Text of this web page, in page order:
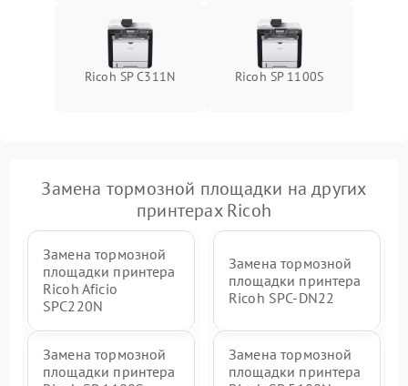
Ricoh SP C311N Ricoh SP 1100S
Замена тормозной площадки на других
принтерах Ricoh
Замена тормозной
площадки принтера
Ricoh Aficio
SPC220N
Замена тормозной
площадки принтера
Ricoh SPC-DN22
Замена тормозной
площадки принтера
Замена тормозной
площадки принтера